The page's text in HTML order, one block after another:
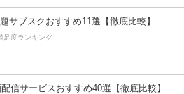
サブスクおすすめ11選【徹底比較】
足度ランキング
信サービスおすすめ40選【徹底比較】